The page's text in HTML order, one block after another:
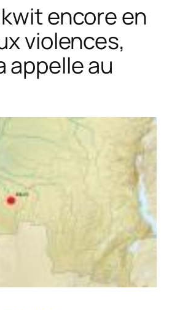
encore en
violences,
appelle au